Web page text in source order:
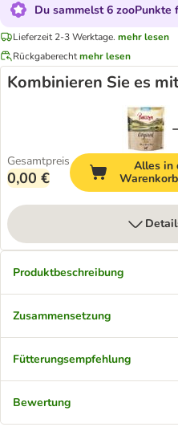
Du sammelst 6 zooPunkte
Lieferzeit 2-3 Werktage. mehr lesen
Rückgaberechtmehr lesen
Kombinieren Sie es
Gesamtpreis
0,00 €
Alles in
Produktbeschreibung
Zusammensetzung
Fütterungsempfehlung
Bewertung